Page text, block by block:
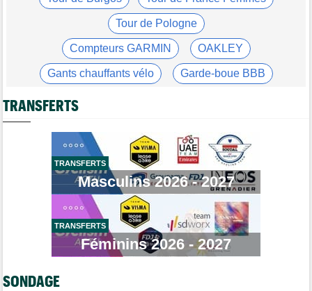
Demi Vollering : "Cela prouve que si on rêve en grand..."
Web-série : "Course toujours, dans les coulisses de la FDJ
United Series"
09:26
Route
Robert Gesink : "Le cyclisme moderne est bien plus propre..."
Tour de France Femmes
Tour de Burgos
La poisse continue pour Jarno Widar, contraint à l'abandon
Les vidéos de cyclisme sont sur Dailymotion : Cyclism'Actu TV
Un espoir de 16 ans très lourdement blessé, percuté par une
voiture !
Tour de Pologne
Compteurs GARMIN OAKLEY
Gants chauffants vélo Garde-boue BBB
Casque ABUS
TRANSFERTS
TRANSFERTS
Masculins 2026 - 2027
TRANSFERTS
Féminins 2026 - 2027
SONDAGE